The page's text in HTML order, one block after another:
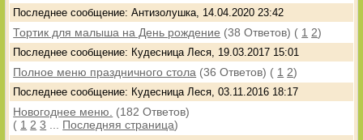
Последнее сообщение: Антизолушка, 14.04.2020 23:42
Тортик для малыша на День рождение (38 Ответов) ( 1 2)
Последнее сообщение: Кудесница Леся, 19.03.2017 15:01
Полное меню праздничного стола (36 Ответов) ( 1 2)
Последнее сообщение: Кудесница Леся, 03.11.2016 18:17
Новогоднее меню.
(182 Ответов)
( 1 2 3 Последняя страница)